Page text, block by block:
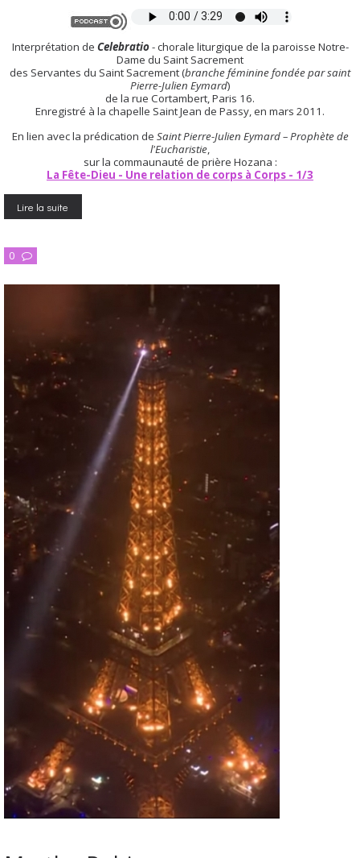
Interprétation de Celebratio- chorale liturgique de la paroisse Notre-
Dame du Saint Sacrement
des Servantes du Saint Sacrement (branche féminine fondée par saint
Pierre-Julien Eymard)
de la rue Cortambert, Paris 16.
Enregistré à la chapelle Saint Jean de Passy, en mars 2011.
En lien avec la prédication de Saint Pierre-Julien Eymard – Prophète de
l'Eucharistie,
sur la commaunauté de prière Hozana :
La Fête-Dieu - Une relation de corps à Corps - 1/3
Lire la suite
0